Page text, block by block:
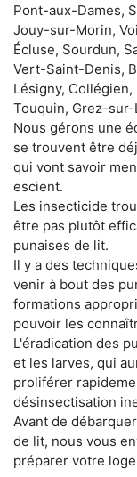
Pont-aux-Dames,
Jouy-sur-Morin,
Écluse, Sourdun,
Vert-Saint-Denis,
Lésigny,
Touquin, Grez-
Nous gérons une
se trouvent être
qui vont savoir
escient.
Les insecticide
être pas plutôt
punaises de lit.
Il y a des
venir à bout des
formations
pouvoir les
L'éradication des
et les larves, qui
proliférer
désinsectisation
Avant de
de lit, nous vous
préparer votre